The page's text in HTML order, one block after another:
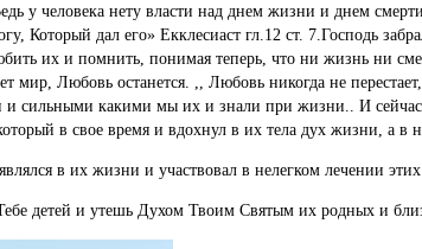
у человека нету власти над днем жизни и днем
Который дал его» Екклесиаст гл.12 ст. 7.Господь
их и помнить, понимая теперь, что ни жизнь ни
мир, Любовь останется. ,, Любовь никогда не
сильными какими мы их и знали при жизни.. И
в свое время и вдохнул в их тела дух жизни, а в
в их жизни и участвовал в нелегком лечении
детей и утешь Духом Твоим Святым их родных и